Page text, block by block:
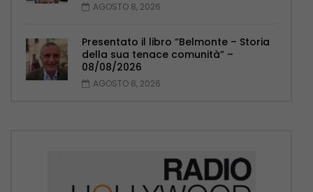
AGOSTO 8, 2026
Presentato il libro “Belmonte – Storia
della sua tenace comunità” –
08/08/2026
AGOSTO 8, 2026